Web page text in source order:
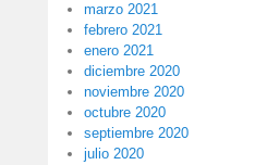
marzo 2021
febrero 2021
enero 2021
diciembre 2020
noviembre 2020
octubre 2020
septiembre 2020
julio 2020